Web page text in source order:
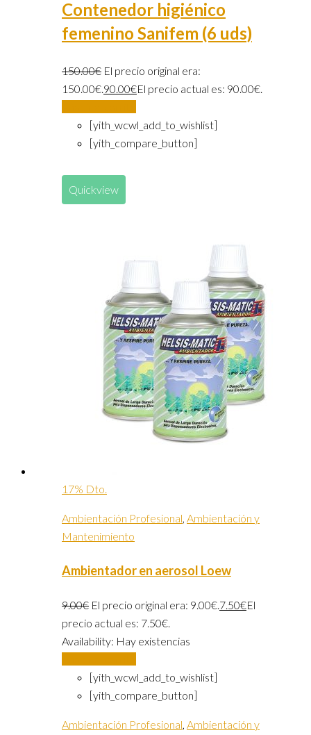
Contenedor higiénico
femenino Sanifem (6 uds)
150.00€ El precio original era:
150.00€.90.00€El precio actual es: 90.00€.
[yith_wcwl_add_to_wishlist]
[yith_compare_button]
Quickview
17% Dto.
Ambientación Profesional, Ambientación y
Mantenimiento
Ambientador en aerosol Loew
9.00€ El precio original era: 9.00€.7.50€El
precio actual es: 7.50€.
Availability: Hay existencias
[yith_wcwl_add_to_wishlist]
[yith_compare_button]
Ambientación Profesional, Ambientación y